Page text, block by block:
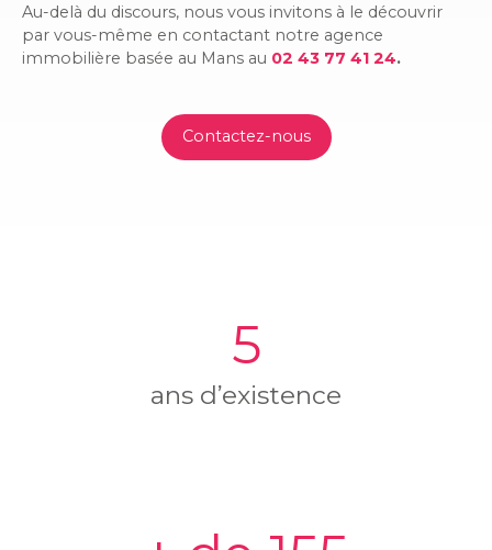
Au-delà du discours, nous vous invitons à le découvrir
par vous-même en contactant notre agence
immobilière basée au Mans au 02 43 77 41 24.
Contactez-nous
5
ans d’existence